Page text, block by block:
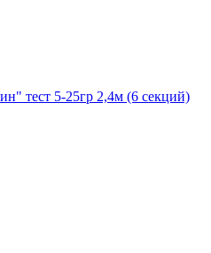
тест 5-25гр 2,4м (6 секций)